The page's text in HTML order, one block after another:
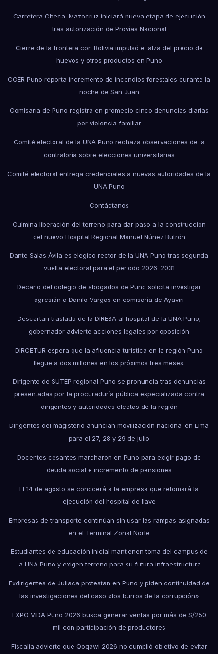
Carretera Checa–Mazocruz iniciará nueva etapa de ejecución
tras autorización de Provías Nacional
Cierre de la frontera con Bolivia impulsó el alza del precio de
huevos y otros productos en Puno
COER Puno reporta incremento de incendios forestales durante la
noche de San Juan
Comisaría de Puno registra en promedio cinco denuncias diarias
por violencia familiar
Comité electoral de la UNA Puno rechaza observaciones de la
contraloría sobre elecciones universitarias
Comité electoral entrega credenciales a nuevas autoridades de la
UNA Puno
Contáctanos
Culmina liberación del terreno para dar paso a la construcción
del nuevo Hospital Regional Manuel Núñez Butrón
Dante Salas Ávila es elegido rector de la UNA Puno tras segunda
vuelta electoral para el periodo 2026–2031
Decano del colegio de abogados de Puno solicita investigar
agresión a Danilo Vargas en comisaría de Ayaviri
Descartan traslado de la DIRESA al hospital de la UNA Puno;
gobernador advierte acciones legales por oposición
DIRCETUR espera que la afluencia turística en la región Puno
llegue a dos millones en los próximos tres meses.
Dirigente de SUTEP regional Puno se pronuncia tras denuncias
presentadas por la procuraduría pública especializada contra
dirigentes y autoridades electas de la región
Dirigentes del magisterio anuncian movilización nacional en Lima
para el 27, 28 y 29 de julio
Docentes cesantes marcharon en Puno para exigir pago de
deuda social e incremento de pensiones
El 14 de agosto se conocerá a la empresa que retomará la
ejecución del hospital de Ilave
Empresas de transporte continúan sin usar las rampas asignadas
en el Terminal Zonal Norte
Estudiantes de educación inicial mantienen toma del campus de
la UNA Puno y exigen terreno para su futura infraestructura
Exdirigentes de Juliaca protestan en Puno y piden continuidad de
las investigaciones del caso «los burros de la corrupción»
EXPO VIDA Puno 2026 busca generar ventas por más de S/250
mil con participación de productores
Fiscalía advierte que Qoqawi 2026 no cumplió objetivo de evitar